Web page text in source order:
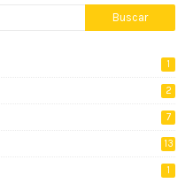
1
2
7
13
1